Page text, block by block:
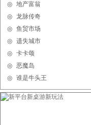
◎ 地产富翁
◎ 龙脉传奇
◎ 鱼贸市场
◎ 遗失城市
◎ 卡卡颂
◎ 恶魔岛
◎ 谁是牛头王